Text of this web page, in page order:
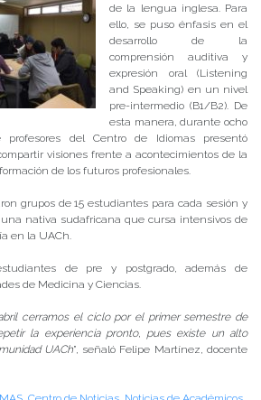
de la lengua inglesa. Para
ello, se puso énfasis en el
desarrollo de la
comprensión auditiva y
expresión oral (Listening
and Speaking) en un nivel
pre-intermedio (B1/B2). De
esta manera, durante ocho
del Centro de Idiomas presentó
visiones frente a acontecimientos de la
de los futuros profesionales.
grupos de 15 estudiantes para cada sesión y
nativa sudafricana que cursa intensivos de
en la UACh.
de pre y postgrado, además de
de Medicina y Ciencias.
cerramos el ciclo por el primer semestre de
la experiencia pronto, pues existe un alto
UACh”, señaló Felipe Martínez, docente